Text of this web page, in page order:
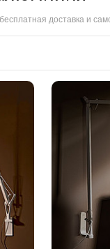
доставка и